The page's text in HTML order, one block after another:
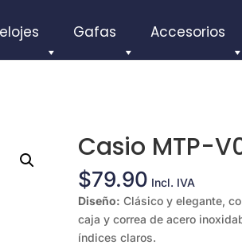
Gafas Accesorios
Casio MTP-
$79.90 Incl. IVA
Diseño: Clásico y elegante,
caja y correa de acero
índices claros.